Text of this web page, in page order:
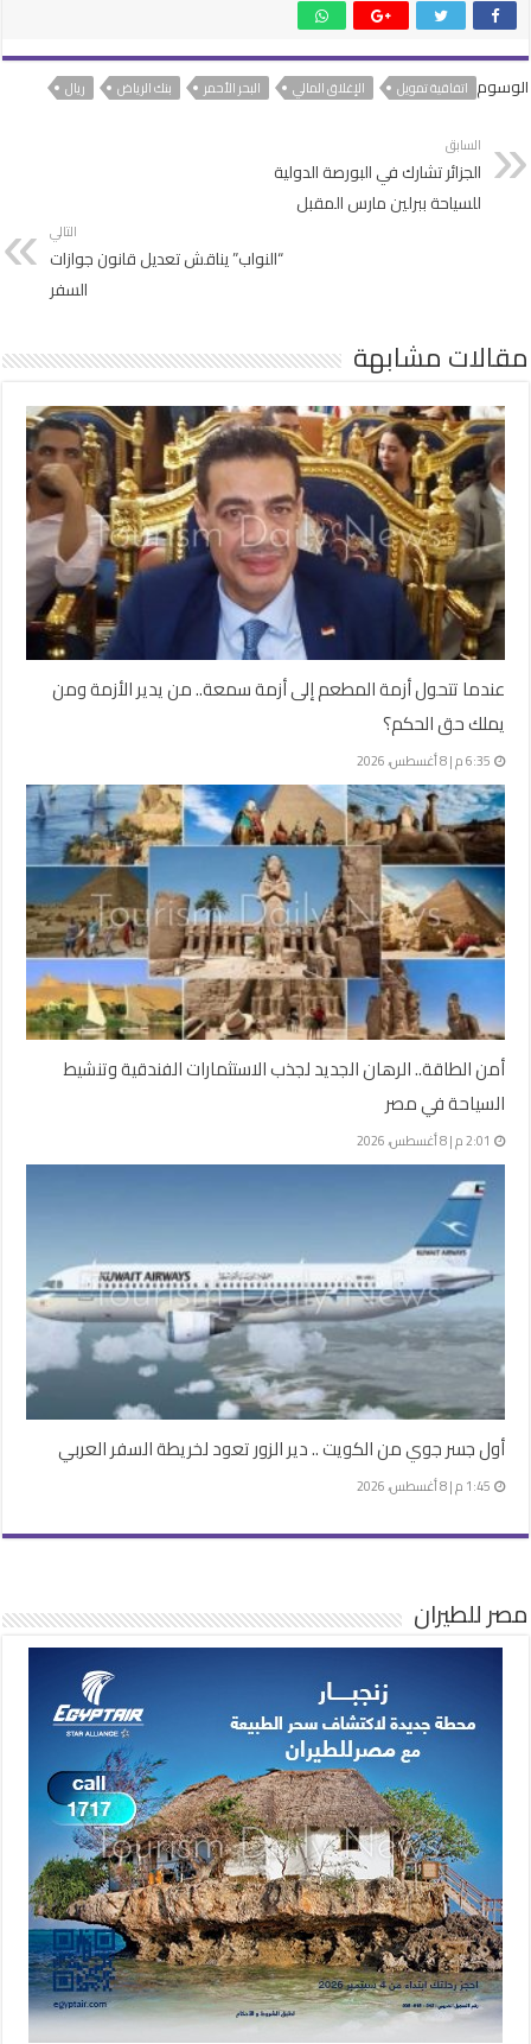
الوسوم اتفاقية تمويل الإغلاق المالي البحر الأحمر بنك الرياض ريال
السابق
الجزائر تشارك في البورصة الدولية
للسياحة ببرلين مارس المقبل
التالي
“النواب” يناقش تعديل قانون جوازات
السفر
مقالات مشابهة
عندما تتحول أزمة المطعم إلى أزمة سمعة.. من يدير الأزمة ومن
يملك حق الحكم؟
6:35 م | 8 أغسطس، 2026
أمن الطاقة.. الرهان الجديد لجذب الاستثمارات الفندقية وتنشيط
السياحة في مصر
2:01 م | 8 أغسطس، 2026
أول جسر جوي من الكويت .. دير الزور تعود لخريطة السفر العربي
1:45 م | 8 أغسطس، 2026
مصر للطيران